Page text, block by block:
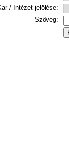
/ Intézet jelölése:
Szöveg: